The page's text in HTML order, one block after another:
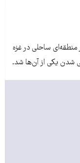
منطقه‌ای ساحلی در غزه
یکی از آن‌ها شد.